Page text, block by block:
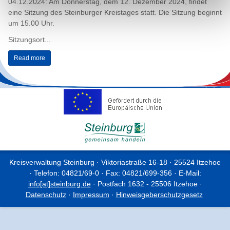
04.12.2024: Am Donnerstag, dem 12. Dezember 2024, findet
eine Sitzung des Steinburger Kreistages statt. Die Sitzung beginnt
um 15.00 Uhr.
Sitzungsort...
Read more
Kreisverwaltung Steinburg · Viktoriastraße 16-18 · 25524 Itzehoe
· Telefon: 04821/69-0 · Fax: 04821/699-356 · E-Mail:
info[at]steinburg.de· Postfach 1632 - 25506 Itzehoe ·
Datenschutz· Impressum · Hinweisgeberschutzgesetz